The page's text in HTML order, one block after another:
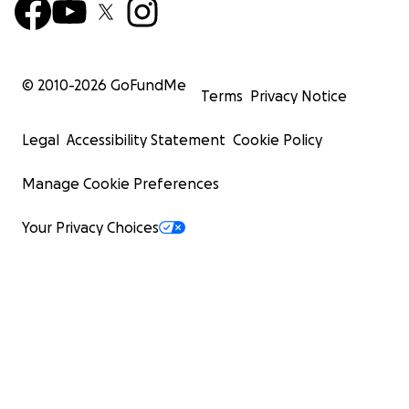
© 2010-2026 GoFundMe
Terms Privacy Notice
Legal Accessibility Statement Cookie Policy
Manage Cookie Preferences
Your Privacy Choices